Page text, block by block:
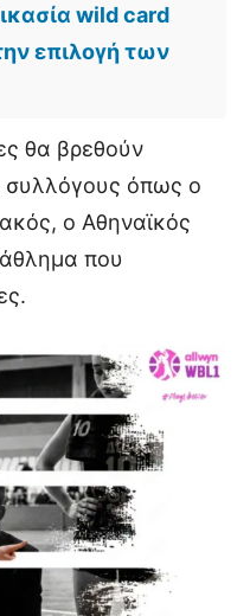
wild card
επιλογή των
θα βρεθούν
συλλόγους όπως ο
ο Αθηναϊκός
που